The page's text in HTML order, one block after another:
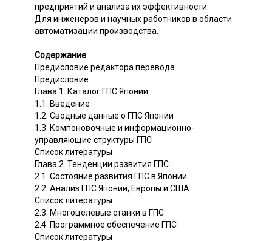
предприятий и анализа их эффективности.
Для инженеров и научных работников в области
автоматизации производства.
Содержание
Предисловие редактора перевода
Предисловие
Глава 1. Каталог ГПС Японии
1.1. Введение
1.2. Сводные данные о ГПС Японии
1.3. Компоновочные и информационно-
управляющие структуры ГПС
Список литературы
Глава 2. Тенденции развития ГПС
2.1. Состояние развития ГПС в Японии
2.2. Анализ ГПС Японии, Европы и США
Список литературы
2.3. Многоцелевые станки в ГПС
2.4. Программное обеспечение ГПС
Список литературы